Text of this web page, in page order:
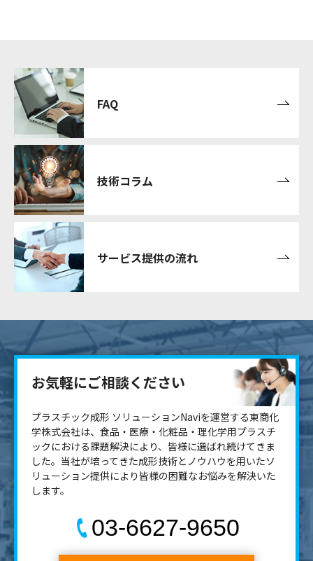
FAQ
技術コラム
サービス提供の流れ
お気軽にご相談ください
プラスチック成形 ソリューションNaviを運営する東商化
学株式会社は、食品・医療・化粧品・理化学用プラスチ
ックにおける課題解決により、皆様に選ばれ続けてきま
した。当社が培ってきた成形技術とノウハウを用いたソ
リューション提供により皆様の困難なお悩みを解決いた
します。
03-6627-9650